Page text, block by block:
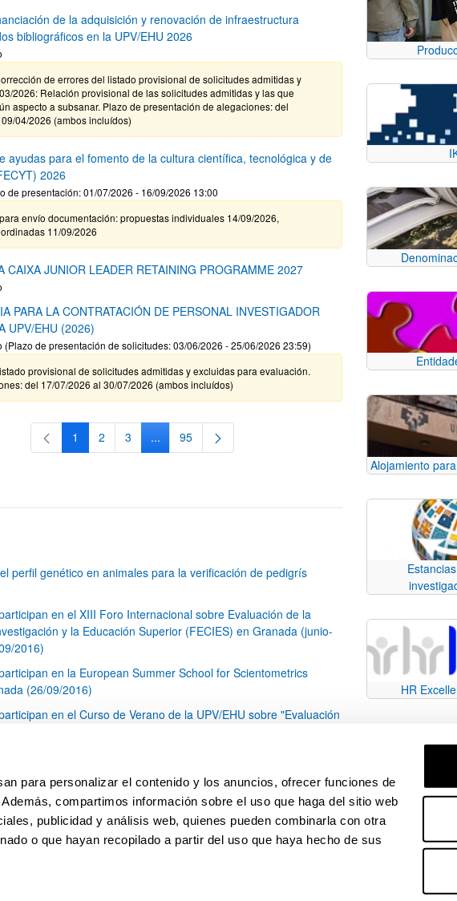
para personalizar el contenido y los anuncios, ofrecer funciones de
compartimos información sobre el uso que haga del sitio web
publicidad y análisis web, quienes pueden combinarla con otra
o que hayan recopilado a partir del uso que haya hecho de sus
de la adquisición y renovación de infraestructura
bibliográficos en la UPV/EHU 2026
de errores del listado provisional de solicitudes admitidas y
2026: Relación provisional de las solicitudes admitidas y las que
aspecto a subsanar. Plazo de presentación de alegaciones: del
04/2026 (ambos incluídos)
ayudas para el fomento de la cultura científica, tecnológica y de
2026
de presentación: 01/07/2026 - 16/09/2026 13:00
envío documentación: propuestas individuales 14/09/2026,
11/09/2026
CAIXA JUNIOR LEADER RETAINING PROGRAMME 2027
PARA LA CONTRATACIÓN DE PERSONAL INVESTIGADOR
UPV/EHU (2026)
(Plazo de presentación de solicitudes: 03/06/2026 - 25/06/2026 23:59)
provisional de solicitudes admitidas y excluidas para evaluación.
del 17/07/2026 al 30/07/2026 (ambos incluídos)
Página
1 Página
2 Página
3 ...Páginas intermedias Use TAB para desplazarse.
Página
95
perfil genético en animales para la verificación de pedigrís
en el XIII Foro Internacional sobre Evaluación de la
y la Educación Superior (FECIES) en Granada (junio-
2016)
en la European Summer School for Scientometrics
(26/09/2016)
en el Curso de Verano de la UPV/EHU sobre "Evaluación
Secuenciación y Genotipado de los Servicios Generales de
(19/09/2016)
Página
1 ...Páginas intermedias Use TAB para desplazarse.
Página
21 Página
22 Página
23 ...Páginas intermedias Use TAB para desplazarse.
Página
79
Alojamiento
HR